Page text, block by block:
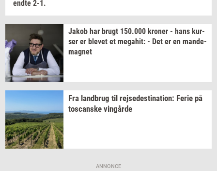
endte 2-1.
Jakob har brugt 150.000 kro­ner - hans kur­
ser er ble­vet et me­ga­hit: - Det er en mande-​
magnet
Fra land­brug til rej­se­desti­na­tion: Ferie på
toscan­ske vin­går­de
ANNONCE